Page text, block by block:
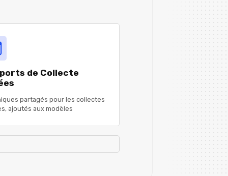
de Collecte
partagés pour les collectes
ajoutés aux modèles